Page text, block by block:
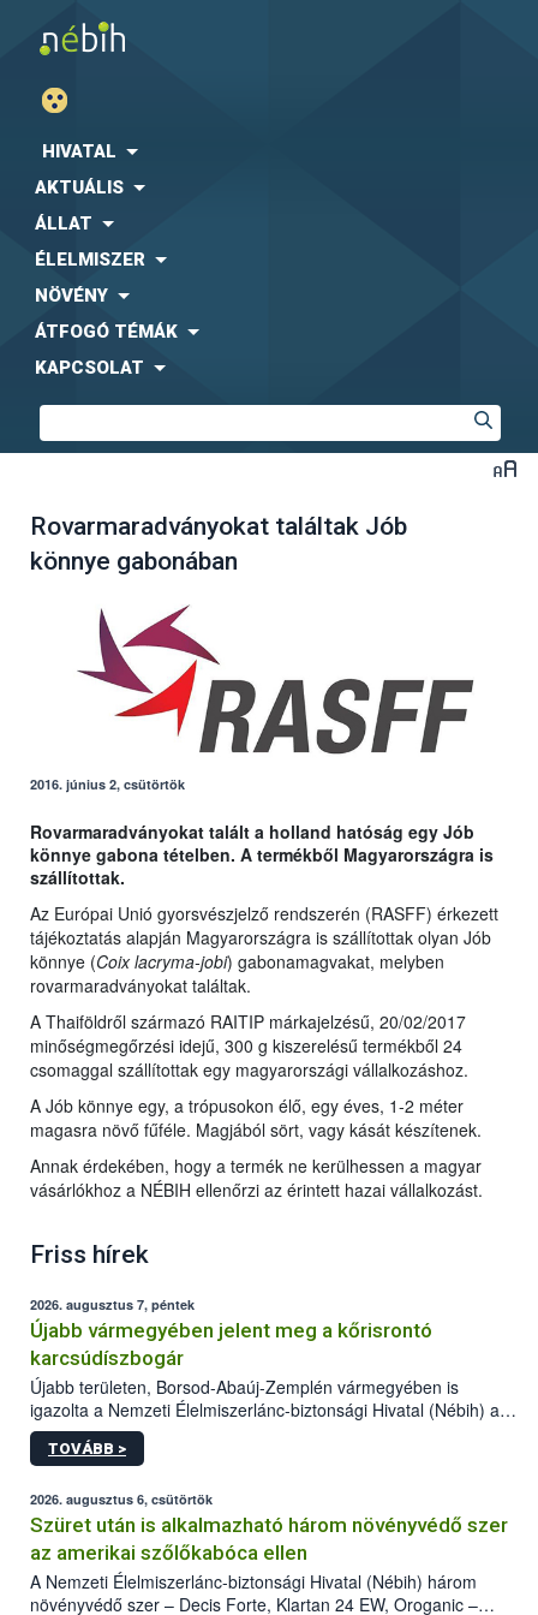
HIVATAL
AKTUÁLIS
ÁLLAT
ÉLELMISZER
NÖVÉNY
ÁTFOGÓ TÉMÁK
KAPCSOLAT
Rovarmaradványokat találtak Jób
könnye gabonában
2016. június 2, csütörtök
Rovarmaradványokat talált a holland hatóság egy Jób
könnye gabona tételben. A termékből Magyarországra is
szállítottak.
Az Európai Unió gyorsvészjelző rendszerén (RASFF) érkezett
tájékoztatás alapján Magyarországra is szállítottak olyan Jób
könnye (Coix lacryma-jobi) gabonamagvakat, melyben
rovarmaradványokat találtak.
A Thaiföldről származó RAITIP márkajelzésű, 20/02/2017
minőségmegőrzési idejű, 300 g kiszerelésű termékből 24
csomaggal szállítottak egy magyarországi vállalkozáshoz.
A Jób könnye egy, a trópusokon élő, egy éves, 1-2 méter
magasra növő fűféle. Magjából sört, vagy kását készítenek.
Annak érdekében, hogy a termék ne kerülhessen a magyar
vásárlókhoz a NÉBIH ellenőrzi az érintett hazai vállalkozást.
Friss hírek
2026. augusztus 7, péntek
Újabb vármegyében jelent meg a kőrisrontó
karcsúdíszbogár
Újabb területen, Borsod-Abaúj-Zemplén vármegyében is
igazolta a Nemzeti Élelmiszerlánc-biztonsági Hivatal (Nébih) a
kőrisrontó karcsúdíszbogár (Agrilus planipennis) jelenlétét. A
kártevőt nem csak színcsapdában találták meg, de már fertőzött
az intenzív felderítést, emellett az intézkedéseket a szlovák
hatósággal is összehangolják a terjedés megállítása érdekében.
TOVÁBB >
2026. augusztus 6, csütörtök
Szüret után is alkalmazható három növényvédő szer
az amerikai szőlőkabóca ellen
A Nemzeti Élelmiszerlánc-biztonsági Hivatal (Nébih) három
növényvédő szer – Decis Forte, Klartan 24 EW, Oroganic –